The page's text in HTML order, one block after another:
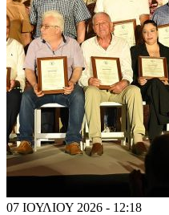
07 ΙΟΥΛΙΟΥ 2026 - 12:18